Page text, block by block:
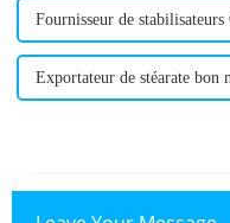
Fournisseur de
Exportateur de stéarate bon